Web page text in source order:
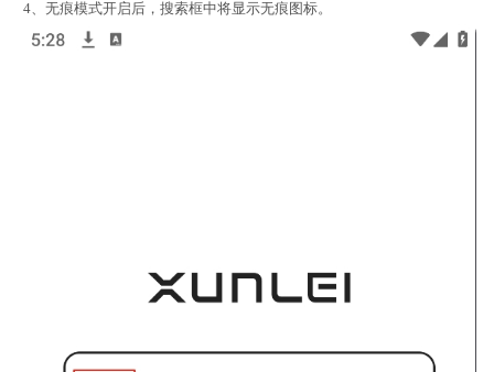
4、无痕模式开启后，搜索框中将显示无痕图标。